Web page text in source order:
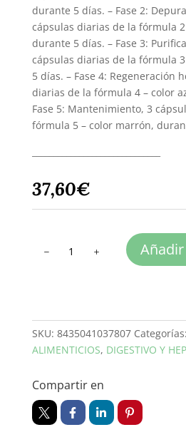
durante 5 días. – Fase 2:
cápsulas diarias de la fórmula
durante 5 días. – Fase 3:
cápsulas diarias de la fórmula
5 días. – Fase 4: Regeneración
diarias de la fórmula 4 – color
Fase 5: Mantenimiento, 3
fórmula 5 – color marrón,
37,60€
PLUS
SKU: 8435041037807 Categorías:
ALIMENTICIOS, DIGESTIVO Y
Compartir en